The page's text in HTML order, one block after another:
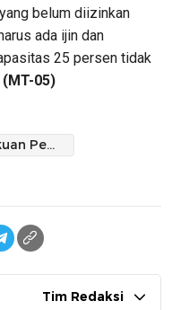
belum diizinkan
ada ijin dan
25 persen tidak
(MT-05)
Pemberlakuan Pembatasan Kegiatan Masyarakat
Tim Redaksi